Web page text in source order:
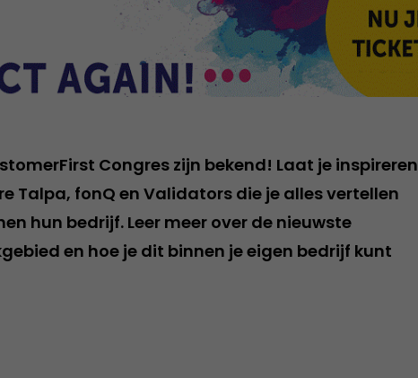
Congres zijn bekend! Laat je inspireren
Talpa, fonQ en Validators die je alles vertellen
hun bedrijf. Leer meer over de nieuwste
en hoe je dit binnen je eigen bedrijf kunt